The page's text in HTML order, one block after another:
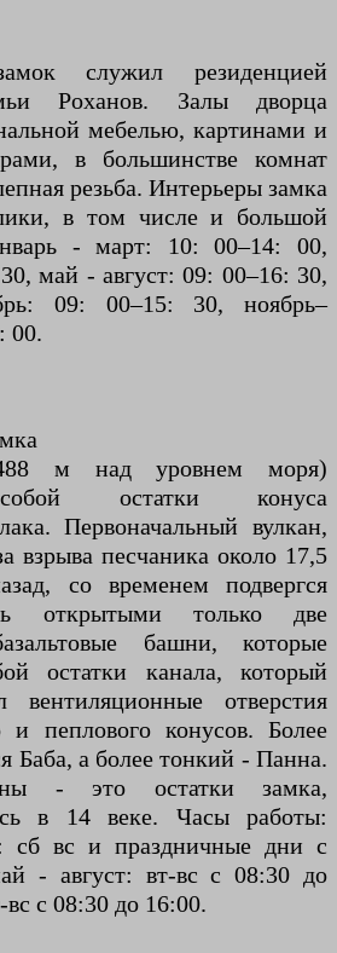
служил резиденцией
Роханов. Залы дворца
мебелью, картинами и
в большинстве комнат
резьба. Интерьеры замка
в том числе и большой
- март: 10: 00–14: 00,
май - август: 09: 00–16: 30,
09: 00–15: 30, ноябрь–
00.
м над уровнем моря)
собой остатки конуса
Первоначальный вулкан,
взрыва песчаника около 17,5
со временем подвергся
открытыми только две
башни, которые
остатки канала, который
вентиляционные отверстия
и пеплового конусов. Более
Баба, а более тонкий - Панна.
- это остатки замка,
в 14 веке. Часы работы:
сб вс и праздничные дни с
- август: вт-вс с 08:30 до
вс с 08:30 до 16:00.